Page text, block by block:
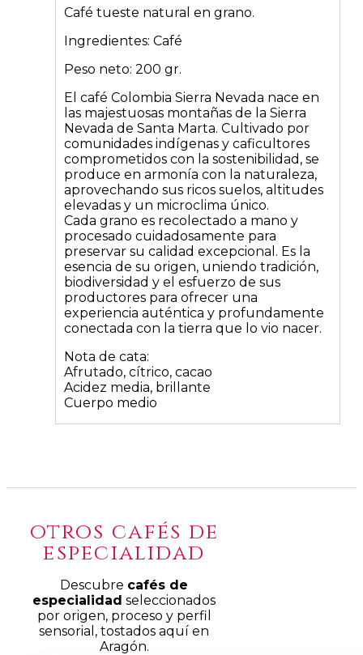
Café tueste natural en grano.
Ingredientes: Café
Peso neto: 200 gr.
El café Colombia Sierra Nevada nace en
las majestuosas montañas de la Sierra
Nevada de Santa Marta. Cultivado por
comunidades indígenas y caficultores
comprometidos con la sostenibilidad, se
produce en armonía con la naturaleza,
aprovechando sus ricos suelos, altitudes
elevadas y un microclima único.
Cada grano es recolectado a mano y
procesado cuidadosamente para
preservar su calidad excepcional. Es la
esencia de su origen, uniendo tradición,
biodiversidad y el esfuerzo de sus
productores para ofrecer una
experiencia auténtica y profundamente
conectada con la tierra que lo vio nacer.
Nota de cata:
Afrutado, cítrico, cacao
Acidez media, brillante
Cuerpo medio
otros cafés de
especialidad
Descubre cafés de
especialidad seleccionados
por origen, proceso y perfil
sensorial, tostados aquí en
Aragón.